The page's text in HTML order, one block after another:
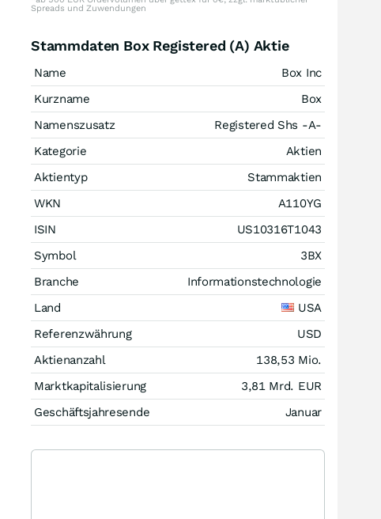
Spreads und Zuwendungen
Stammdaten Box Registered (A) Aktie
Name
Box Inc
Kurzname
Box
Namenszusatz
Registered Shs -A-
Kategorie
Aktien
Aktientyp
Stammaktien
WKN
A110YG
ISIN
US10316T1043
Symbol
3BX
Branche
Informationstechnologie
Land
USA
Referenzwährung
USD
Aktienanzahl
138,53 Mio.
Marktkapitalisierung
3,81 Mrd. EUR
Geschäftsjahresende
Januar